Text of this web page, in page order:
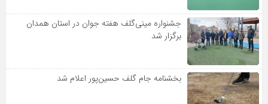
جشنواره مینی‌گلف هفته جوان در استان همدان
برگزار شد
بخشنامه جام گلف حسین‌پور اعلام شد